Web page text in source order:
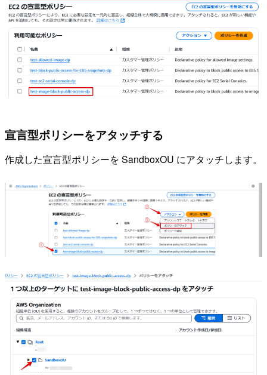
宣言型ポリシーをアタッチする
作成した宣言型ポリシーを SandboxOU にアタッチします。